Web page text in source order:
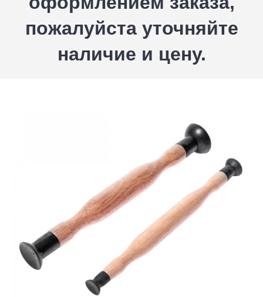
пожалуйста уточняйте
наличие и цену.